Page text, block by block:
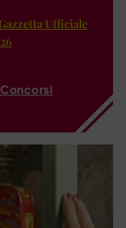
Ufficiale